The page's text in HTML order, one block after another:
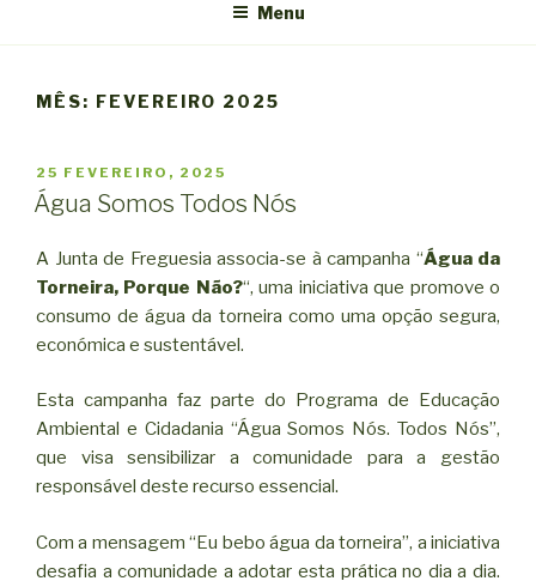
Menu
MÊS: FEVEREIRO 2025
PUBLICADO
EM
25 FEVEREIRO, 2025
Água Somos Todos Nós
A Junta de Freguesia associa-se à campanha “Água da
Torneira, Porque Não?“, uma iniciativa que promove o
consumo de água da torneira como uma opção segura,
económica e sustentável.
Esta campanha faz parte do Programa de Educação
Ambiental e Cidadania “Água Somos Nós. Todos Nós”,
que visa sensibilizar a comunidade para a gestão
responsável deste recurso essencial.
Com a mensagem “Eu bebo água da torneira”, a iniciativa
desafia a comunidade a adotar esta prática no dia a dia.